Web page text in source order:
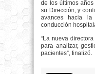
de los últimos
su Dirección, y
avances hacia la
conducción
“La nueva
para analizar,
pacientes”, finalizó.